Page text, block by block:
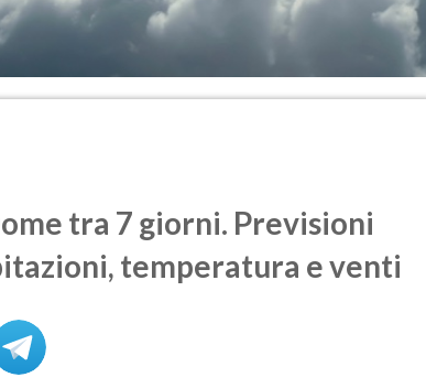
tra 7 giorni. Previsioni
temperatura e venti